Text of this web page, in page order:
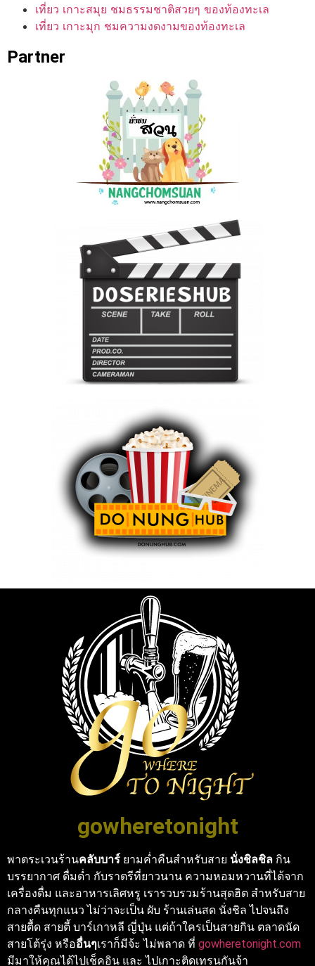
เที่ยว เกาะสมุย ชมธรรมชาติสวยๆ ของท้องทะเล
เที่ยว เกาะมุก ชมความงดงามของท้องทะเล
Partner
gowheretonight
พาตระเวนร้านคลับบาร์ ยามค่ำคืนสำหรับสาย นั่งชิลชิล กิน
บรรยากาศ ดื่มด่ำ กับราตรีที่ยาวนาน ความหอมหวานที่ได้จาก
เครื่องดื่ม และอาหารเลิศหรู เรารวบรวมร้านสุดฮิต สำหรับสาย
กลางคืนทุกแนว ไม่ว่าจะเป็น ผับ ร้านเล่นสด นั่งชิล ไปจนถึง
สายตื้ด สายตี้ บาร์เกาหลี ญี่ปุ่น แต่ถ้าใครเป็นสายกิน ตลาดนัด
สายโต้รุ่ง หรืออื่นๆเราก็มีจ้ะ ไม่พลาด ที่ gowheretonight.com
มีมาให้คุณได้ไปเช็คอิน และ ไปเกาะติดเทรนกันจ้า